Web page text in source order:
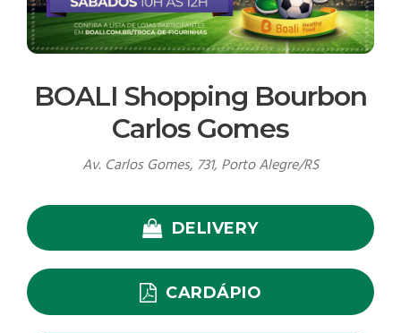
BOALI Shopping Bourbon
Carlos Gomes
Av. Carlos Gomes, 731, Porto Alegre/RS
DELIVERY
CARDÁPIO